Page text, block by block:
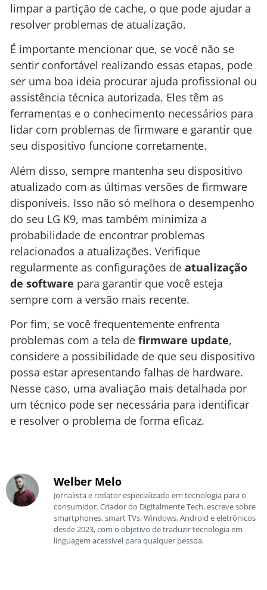
limpar a partição de cache, o que pode ajudar a
resolver problemas de atualização.
É importante mencionar que, se você não se
sentir confortável realizando essas etapas, pode
ser uma boa ideia procurar ajuda profissional ou
assistência técnica autorizada. Eles têm as
ferramentas e o conhecimento necessários para
lidar com problemas de firmware e garantir que
seu dispositivo funcione corretamente.
Além disso, sempre mantenha seu dispositivo
atualizado com as últimas versões de firmware
disponíveis. Isso não só melhora o desempenho
do seu LG K9, mas também minimiza a
probabilidade de encontrar problemas
relacionados a atualizações. Verifique
regularmente as configurações de atualização
de software para garantir que você esteja
sempre com a versão mais recente.
Por fim, se você frequentemente enfrenta
problemas com a tela de firmware update,
considere a possibilidade de que seu dispositivo
possa estar apresentando falhas de hardware.
Nesse caso, uma avaliação mais detalhada por
um técnico pode ser necessária para identificar
e resolver o problema de forma eficaz.
Welber Melo
Jornalista e redator especializado em tecnologia para o
consumidor. Criador do Digitalmente Tech, escreve sobre
smartphones, smart TVs, Windows, Android e eletrônicos
desde 2023, com o objetivo de traduzir tecnologia em
linguagem acessível para qualquer pessoa.